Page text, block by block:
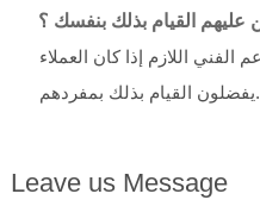
عليهم القيام بذلك بنفسك ؟
اللازم إذا كان العملاء
يفضلون القيام بذلك بمفردهم.
Leave us Message